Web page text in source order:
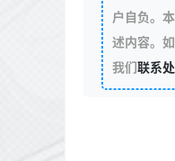
户自负。
述内容。
我们联系